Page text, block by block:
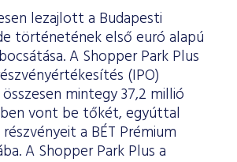
lezajlott a Budapesti
történetének első euró alapú
A Shopper Park Plus
(IPO)
mintegy 37,2 millió
vont be tőkét, egyúttal
a BÉT Prémium
A Shopper Park Plus a